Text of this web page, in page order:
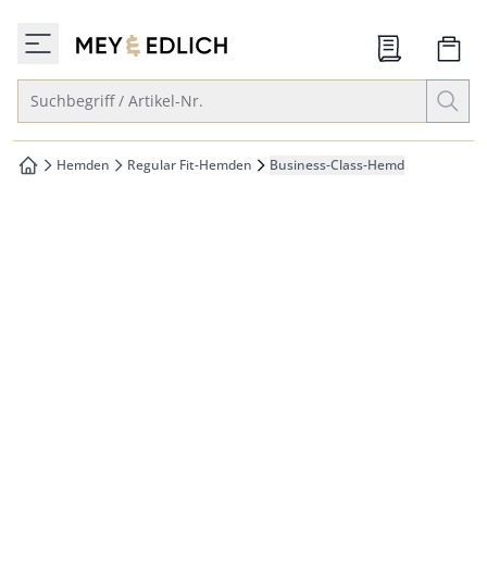
springen
springen
zur Startseite
Suchbegriff / Artikel-Nr.
zur Startseite
Hemden Regular Fit-Hemden Business-Class-Hemd